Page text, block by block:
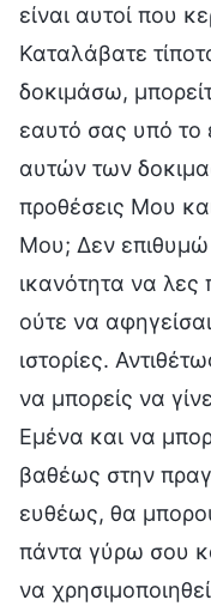
είναι αυτοί που
Καταλάβατε
δοκιμάσω,
εαυτό σας υπό
αυτών των
προθέσεις Μου
Μου; Δεν επιθυμώ
ικανότητα να λες
ούτε να
ιστορίες.
να μπορείς να
Εμένα και να
βαθέως στην
ευθέως, θα
πάντα γύρω σου
να